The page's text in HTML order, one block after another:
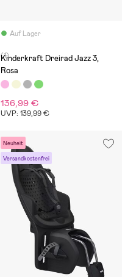
Auf Lager
(1)
Kinderkraft Dreirad Jazz 3,
Rosa
136,99 €
UVP: 139,99 €
Neuheit
Versandkostenfrei